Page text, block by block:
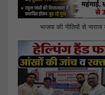
भाजपा की नीतियों से